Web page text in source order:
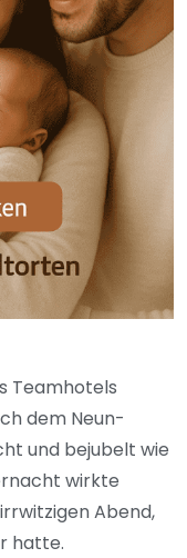
Teamhotels
dem Neun-
und bejubelt wie
wirkte
Abend,
hatte.